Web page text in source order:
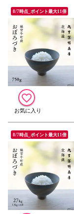
8/7時点_ポイント最大11倍
8/7時点_ポイント最大11倍